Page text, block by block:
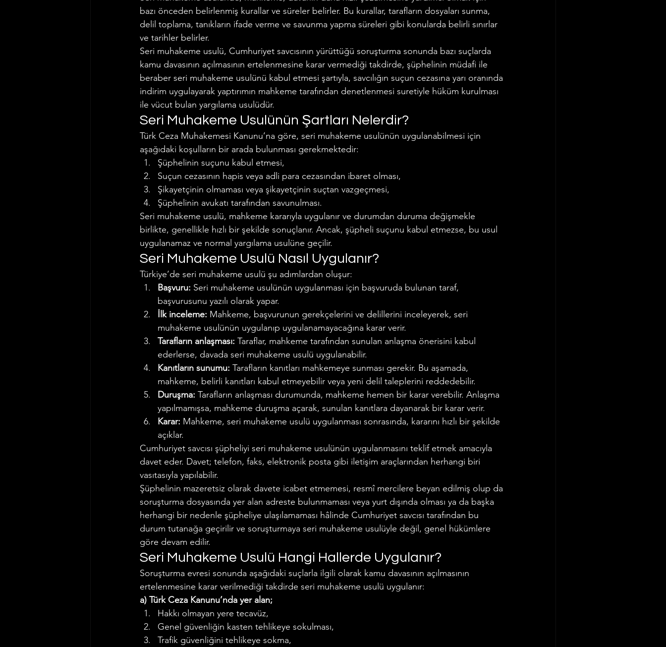
bazı önceden belirlenmiş kurallar ve süreler belirler. Bu kurallar, tarafların dosyaları sunma,
delil toplama, tanıkların ifade verme ve savunma yapma süreleri gibi konularda belirli sınırlar
ve tarihler belirler.
Seri muhakeme usulü, Cumhuriyet savcısının yürüttüğü soruşturma sonunda bazı suçlarda
kamu davasının açılmasının ertelenmesine karar vermediği takdirde, şüphelinin müdafi ile
beraber seri muhakeme usulünü kabul etmesi şartıyla, savcılığın suçun cezasına yarı oranında
indirim uygulayarak yaptırımın mahkeme tarafından denetlenmesi suretiyle hüküm kurulması
ile vücut bulan yargılama usulüdür.
Seri Muhakeme Usulünün Şartları Nelerdir?
Türk Ceza Muhakemesi Kanunu’na göre, seri muhakeme usulünün uygulanabilmesi için
aşağıdaki koşulların bir arada bulunması gerekmektedir:
Şüphelinin suçunu kabul etmesi,
Suçun cezasının hapis veya adli para cezasından ibaret olması,
Şikayetçinin olmaması veya şikayetçinin suçtan vazgeçmesi,
Şüphelinin avukatı tarafından savunulması.
Seri muhakeme usulü, mahkeme kararıyla uygulanır ve durumdan duruma değişmekle
birlikte, genellikle hızlı bir şekilde sonuçlanır. Ancak, şüpheli suçunu kabul etmezse, bu usul
uygulanamaz ve normal yargılama usulüne geçilir.
Seri Muhakeme Usulü Nasıl Uygulanır?
Türkiye’de seri muhakeme usulü şu adımlardan oluşur:
Başvuru: Seri muhakeme usulünün uygulanması için başvuruda bulunan taraf,
başvurusunu yazılı olarak yapar.
İlk inceleme: Mahkeme, başvurunun gerekçelerini ve delillerini inceleyerek, seri
muhakeme usulünün uygulanıp uygulanamayacağına karar verir.
Tarafların anlaşması: Taraflar, mahkeme tarafından sunulan anlaşma önerisini kabul
ederlerse, davada seri muhakeme usulü uygulanabilir.
Kanıtların sunumu: Tarafların kanıtları mahkemeye sunması gerekir. Bu aşamada,
mahkeme, belirli kanıtları kabul etmeyebilir veya yeni delil taleplerini reddedebilir.
Duruşma: Tarafların anlaşması durumunda, mahkeme hemen bir karar verebilir. Anlaşma
yapılmamışsa, mahkeme duruşma açarak, sunulan kanıtlara dayanarak bir karar verir.
Karar: Mahkeme, seri muhakeme usulü uygulanması sonrasında, kararını hızlı bir şekilde
açıklar.
Cumhuriyet savcısı şüpheliyi seri muhakeme usulünün uygulanmasını teklif etmek amacıyla
davet eder. Davet; telefon, faks, elektronik posta gibi iletişim araçlarından herhangi biri
vasıtasıyla yapılabilir.
Şüphelinin mazeretsiz olarak davete icabet etmemesi, resmî mercilere beyan edilmiş olup da
soruşturma dosyasında yer alan adreste bulunmaması veya yurt dışında olması ya da başka
herhangi bir nedenle şüpheliye ulaşılamaması hâlinde Cumhuriyet savcısı tarafından bu
durum tutanağa geçirilir ve soruşturmaya seri muhakeme usulüyle değil, genel hükümlere
göre devam edilir.
Seri Muhakeme Usulü Hangi Hallerde Uygulanır?
Soruşturma evresi sonunda aşağıdaki suçlarla ilgili olarak kamu davasının açılmasının
ertelenmesine karar verilmediği takdirde seri muhakeme usulü uygulanır:
a) Türk Ceza Kanunu’nda yer alan;
Hakkı olmayan yere tecavüz,
Genel güvenliğin kasten tehlikeye sokulması,
Trafik güvenliğini tehlikeye sokma,